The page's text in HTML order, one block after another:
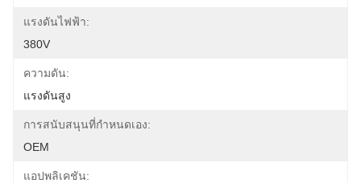
แรงดันไฟฟ้า:
380V
ความดัน:
แรงดันสูง
การสนับสนุนที่กำหนดเอง:
OEM
แอปพลิเคชัน: